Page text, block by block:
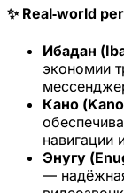
✨ Real‑world
Ибадан
экономии
Кано
навигации
Энугу
—